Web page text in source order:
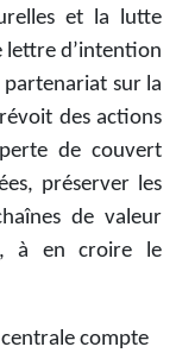
et la lutte
lettre d’intention
partenariat sur la
des actions
de couvert
préserver les
de valeur
à en croire le
compte